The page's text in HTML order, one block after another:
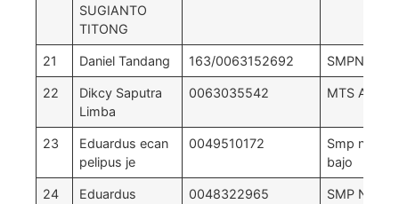
SUGIANTO
TITONG
21 Daniel Tandang 163/0063152692 SMPN 07
22
Dikcy Saputra
Limba
0063035542 MTS AR-
23
Eduardus ecan
pelipus je
0049510172
Smp negri
bajo
24
Eduardus
0048322965
SMP